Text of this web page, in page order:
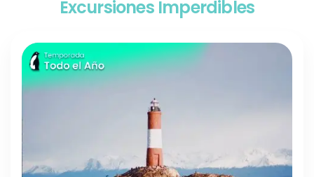
Excursiones Imperdibles